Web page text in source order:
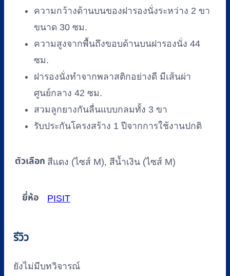
ความกว้างด้านบนของฝารองนั่งระหว่าง 2 ขา
ขนาด 30 ซม.
ความสูงจากพื้นถึงขอบด้านบนฝารองนั่ง 44
ซม.
ฝารองนั่งทำจากพลาสติกอย่างดี มีเส้นผ่า
ศูนย์กลาง 42 ซม.
สวมลูกยางกันลื่นแบบกลมทั้ง 3 ขา
รับประกันโครงสร้าง 1 ปีจากการใช้งานปกติ
ตัวเลือก สีแดง (ไซส์ M), สีน้ำเงิน (ไซส์ M)
ยี่ห้อ PISIT
รีวิว
ยังไม่มีบทวิจารณ์